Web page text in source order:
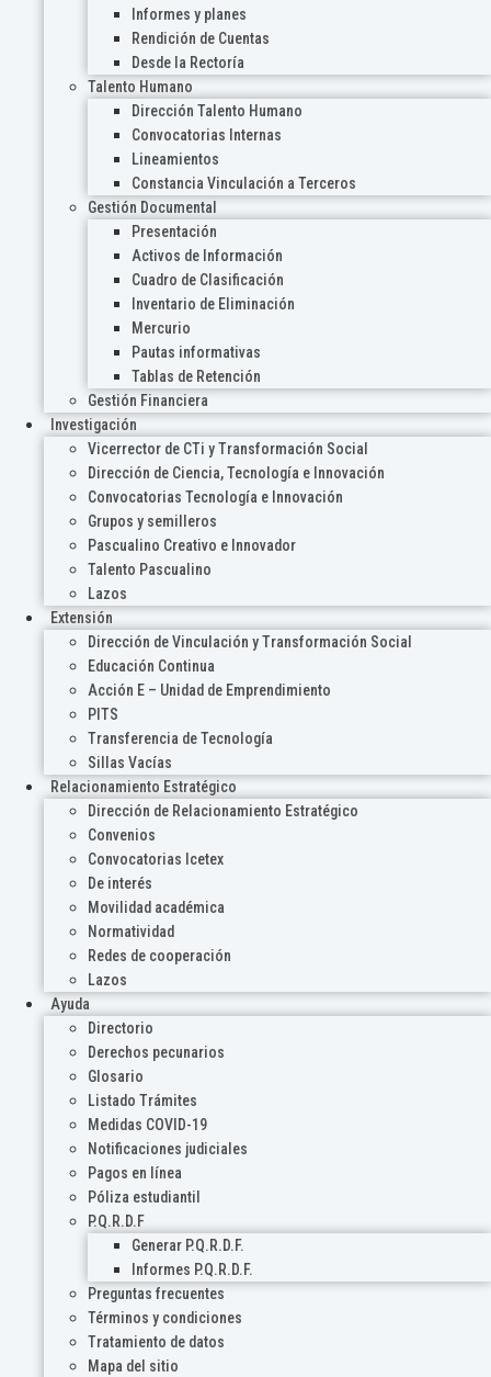
Informes y planes
Rendición de Cuentas
Desde la Rectoría
Talento Humano
Dirección Talento Humano
Convocatorias Internas
Lineamientos
Constancia Vinculación a Terceros
Gestión Documental
Presentación
Activos de Información
Cuadro de Clasificación
Inventario de Eliminación
Mercurio
Pautas informativas
Tablas de Retención
Gestión Financiera
Investigación
Vicerrector de CTi y Transformación Social
Dirección de Ciencia, Tecnología e Innovación
Convocatorias Tecnología e Innovación
Grupos y semilleros
Pascualino Creativo e Innovador
Talento Pascualino
Lazos
Extensión
Dirección de Vinculación y Transformación Social
Educación Continua
Acción E – Unidad de Emprendimiento
PITS
Transferencia de Tecnología
Sillas Vacías
Relacionamiento Estratégico
Dirección de Relacionamiento Estratégico
Convenios
Convocatorias Icetex
De interés
Movilidad académica
Normatividad
Redes de cooperación
Lazos
Ayuda
Directorio
Derechos pecunarios
Glosario
Listado Trámites
Medidas COVID-19
Notificaciones judiciales
Pagos en línea
Póliza estudiantil
P.Q.R.D.F
Generar P.Q.R.D.F.
Informes P.Q.R.D.F.
Preguntas frecuentes
Términos y condiciones
Tratamiento de datos
Mapa del sitio